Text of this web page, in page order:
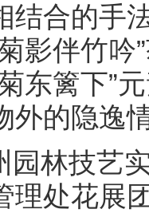
结合的手
影伴竹
东篱下”
外的隐逸
园林技艺
理处花展